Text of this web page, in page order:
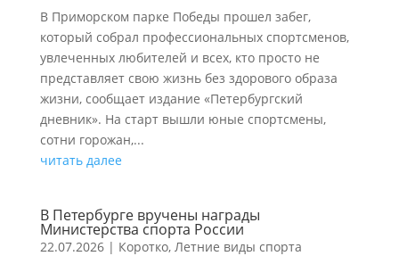
В Приморском парке Победы прошел забег,
который собрал профессиональных спортсменов,
увлеченных любителей и всех, кто просто не
представляет свою жизнь без здорового образа
жизни, сообщает издание «Петербургский
дневник». На старт вышли юные спортсмены,
сотни горожан,...
читать далее
В Петербурге вручены награды
Министерства спорта России
22.07.2026| Коротко, Летние виды спорта